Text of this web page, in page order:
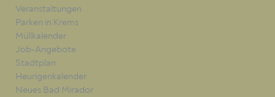
Veranstaltungen
Parken in Krems
Müllkalender
Job-Angebote
Stadtplan
Heurigenkalender
Neues Bad Mirador